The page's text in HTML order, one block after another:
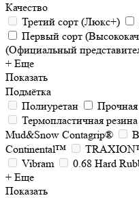
Качество
Третий сорт (Люкс+)
Первый сорт
(Официальный
+ Еще
Показать
Подмётка
Полиуретан
Прочная
Термопластичная резина
Mud&Snow Contagrip®
Continental™
Vibram
0.68 Hard
+ Еще
Показать